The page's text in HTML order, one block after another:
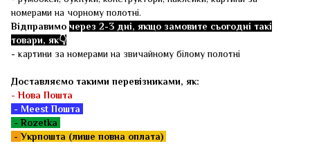
номерами на чорному полотні.
Відправимо через 2-3 дні, якщо замовите сьогодні такі
товари, як👇
- картини за номерами на звичайному білому полотні
Доставляємо такими перевізниками, як:
-Нова Пошта
- Meest Пошта
- Rozetka
-Укрпошта (лише повна оплата)